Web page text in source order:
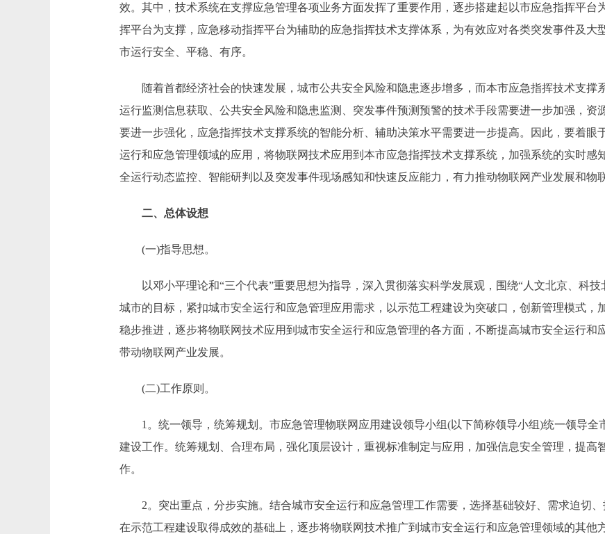
效。其中，技术系统在支撑应急管理各项业务方面发挥了重要作用，逐步搭建起以市应急指挥平台
挥平台为支撑，应急移动指挥平台为辅助的应急指挥技术支撑体系，为有效应对各类突发事件及大
市运行安全、平稳、有序。
随着首都经济社会的快速发展，城市公共安全风险和隐患逐步增多，而本市应急指挥技术支撑
运行监测信息获取、公共安全风险和隐患监测、突发事件预测预警的技术手段需要进一步加强，资
要进一步强化，应急指挥技术支撑系统的智能分析、辅助决策水平需要进一步提高。因此，要着眼
运行和应急管理领域的应用，将物联网技术应用到本市应急指挥技术支撑系统，加强系统的实时感
全运行动态监控、智能研判以及突发事件现场感知和快速反应能力，有力推动物联网产业发展和物
二、总体设想
(一)指导思想。
以邓小平理论和“三个代表”重要思想为指导，深入贯彻落实科学发展观，围绕“人文北京、科技
城市的目标，紧扣城市安全运行和应急管理应用需求，以示范工程建设为突破口，创新管理模式，
稳步推进，逐步将物联网技术应用到城市安全运行和应急管理的各方面，不断提高城市安全运行和
带动物联网产业发展。
(二)工作原则。
1。统一领导，统筹规划。市应急管理物联网应用建设领导小组(以下简称领导小组)统一领导全
建设工作。统筹规划、合理布局，强化顶层设计，重视标准制定与应用，加强信息安全管理，提高
作。
2。突出重点，分步实施。结合城市安全运行和应急管理工作需要，选择基础较好、需求迫切、
在示范工程建设取得成效的基础上，逐步将物联网技术推广到城市安全运行和应急管理领域的其他